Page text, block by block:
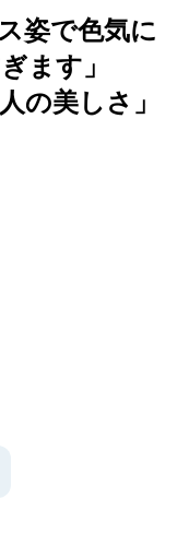
姿で色気に
ます」
の美しさ」